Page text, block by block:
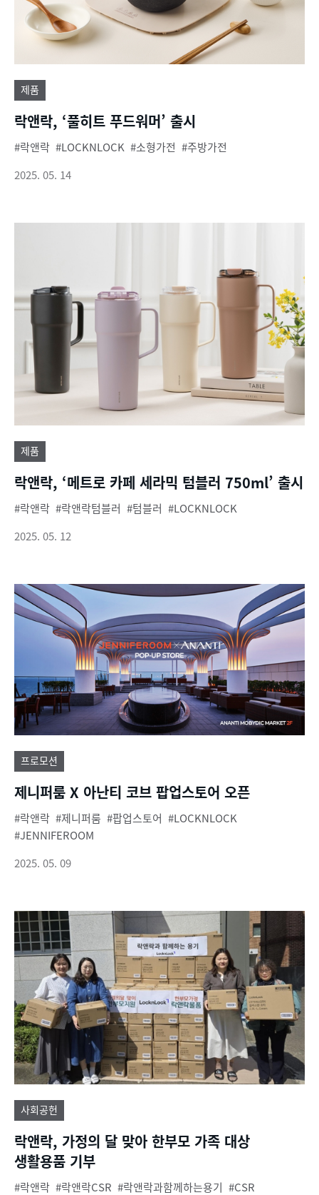
제품
락앤락, ‘풀히트 푸드워머’ 출시
락앤락 LOCKNLOCK 소형가전
주방가전
2025. 05. 14
제품
락앤락, ‘메트로 카페 세라믹 텀블러 750ml’ 출시
락앤락 락앤락텀블러 텀블러
LOCKNLOCK
2025. 05. 12
프로모션
제니퍼룸 X 아난티 코브 팝업스토어 오픈
락앤락 제니퍼룸 팝업스토어
LOCKNLOCK
JENNIFEROOM
2025. 05. 09
사회공헌
락앤락, 가정의 달 맞아 한부모 가족 대상
생활용품 기부
락앤락 락앤락CSR 락앤락과함께하는용기 CSR